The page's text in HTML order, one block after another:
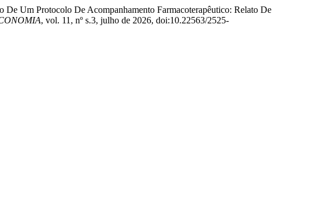
Um Protocolo De Acompanhamento Farmacoterapêutico: Relato De
, vol. 11, nº s.3, julho de 2026, doi:10.22563/2525-